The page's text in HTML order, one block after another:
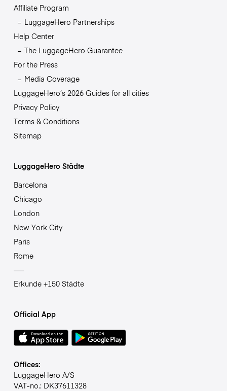
Affiliate Program
LuggageHero Partnerships
Help Center
The LuggageHero Guarantee
For the Press
Media Coverage
LuggageHero’s 2026 Guides for all cities
Privacy Policy
Terms & Conditions
Sitemap
LuggageHero Städte
Barcelona
Chicago
London
New York City
Paris
Rome
Erkunde +150 Städte
Official App
Offices:
LuggageHero A/S
VAT-no.: DK37611328